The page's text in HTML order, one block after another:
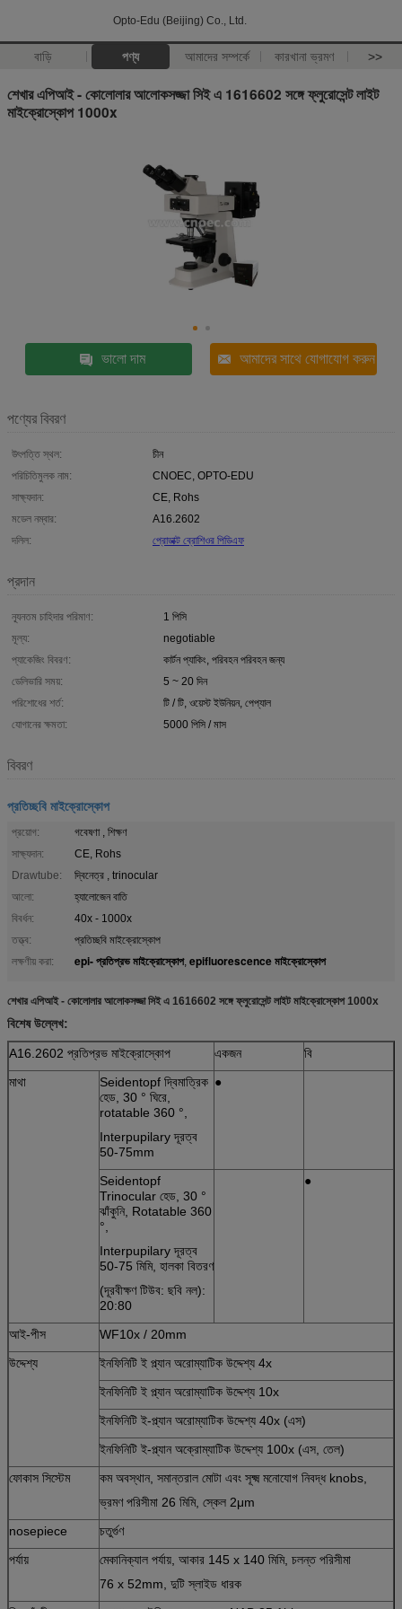
Opto-Edu (Beijing) Co., Ltd.
বাড়ি পণ্য আমাদের সম্পর্কে কারখানা ভ্রমণ >>
শেখার এপিআই - কোলোলার আলোকসজ্জা সিই এ 1616602 সঙ্গে ফ্লুরোসেন্ট লাইট
মাইক্রোস্কোপ 1000x
ভালো দাম আমাদের সাথে যোগাযোগ করুন
পণ্যের বিবরণ
উৎপত্তি স্থল:
চীন
পরিচিতিমুলক নাম:
CNOEC, OPTO-EDU
সাক্ষ্যদান:
CE, Rohs
মডেল নম্বার:
A16.2602
দলিল:
প্রোডাক্ট ব্রোশিওর পিডিএফ
প্রদান
ন্যূনতম চাহিদার পরিমাণ:
1 পিসি
মূল্য:
negotiable
প্যাকেজিং বিবরণ:
কার্টন প্যাকিং, পরিবহন পরিবহন জন্য
ডেলিভারি সময়:
5 ~ 20 দিন
পরিশোধের শর্ত:
টি / টি, ওয়েস্ট ইউনিয়ন, পেপ্যাল
যোগানের ক্ষমতা:
5000 পিসি / মাস
বিবরণ
প্রতিচ্ছবি মাইক্রোস্কোপ
প্রয়োগ:
গবেষণা , শিক্ষণ
সাক্ষ্যদান:
CE, Rohs
Drawtube:
দ্বিনেত্র , trinocular
আলো:
হ্যালোজেন বাতি
বিবর্ধন:
40x - 1000x
তত্ত্ব:
প্রতিচ্ছবি মাইক্রোস্কোপ
লক্ষণীয় করা:
epi- প্রতিপ্রভ মাইক্রোস্কোপ, epifluorescence মাইক্রোস্কোপ
শেখার এপিআই - কোলোলার আলোকসজ্জা সিই এ 1616602 সঙ্গে ফ্লুরোসেন্ট লাইট মাইক্রোস্কোপ 1000x
বিশেষ উল্লেখ:
A16.2602 প্রতিপ্রভ মাইক্রোস্কোপ একজন
বি
মাথা
Seidentopf দ্বিমাত্রিক
হেড, 30 ° ঘিরে,
rotatable 360 ​​°,
Interpupilary দূরত্ব
50-75mm
●
Seidentopf
Trinocular হেড, 30 °
ঝাঁকুনি, Rotatable 360
​​°,
Interpupilary দূরত্ব
50-75 মিমি, হালকা বিতরণ
(দূরবীক্ষণ টিউব: ছবি নল):
20:80
●
আই-পীস
WF10x / 20mm
উদ্দেশ্য
ইনফিনিটি ই প্ল্যান অরোম্যাটিক উদ্দেশ্য 4x
ইনফিনিটি ই প্ল্যান অরোম্যাটিক উদ্দেশ্য 10x
ইনফিনিটি ই-প্ল্যান অরোম্যাটিক উদ্দেশ্য 40x (এস)
ইনফিনিটি ই-প্ল্যান অক্রোম্যাটিক উদ্দেশ্য 100x (এস, তেল)
ফোকাস সিস্টেম
কম অবস্থান, সমান্তরাল মোটা এবং সূক্ষ্ম মনোযোগ নিবদ্ধ knobs,
ভ্রমণ পরিসীমা 26 মিমি, স্কেল 2μm
nosepiece
চতুর্গুণ
পর্যায়
মেকানিক্যাল পর্যায়, আকার 145 x 140 মিমি, চলন্ত পরিসীমা
76 x 52mm, দুটি স্লাইড ধারক